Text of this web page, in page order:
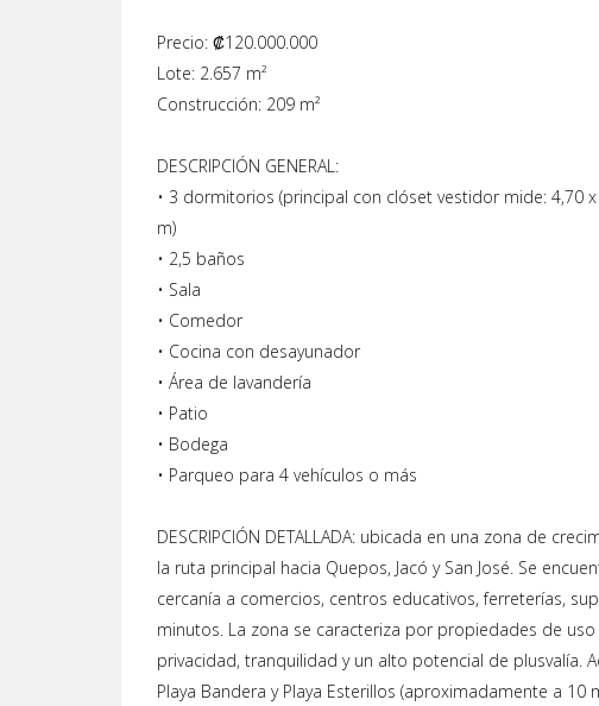
Precio: ₡120.000.000
Lote: 2.657 m²
Construcción: 209 m²
DESCRIPCIÓN GENERAL:
• 3 dormitorios (principal con clóset vestidor mide: 4,70
m)
• 2,5 baños
• Sala
• Comedor
• Cocina con desayunador
• Área de lavandería
• Patio
• Bodega
• Parqueo para 4 vehículos o más
DESCRIPCIÓN DETALLADA: ubicada en una zona de
la ruta principal hacia Quepos, Jacó y San José. Se
cercanía a comercios, centros educativos, ferreterías,
minutos. La zona se caracteriza por propiedades de
privacidad, tranquilidad y un alto potencial de plusvalía.
Playa Bandera y Playa Esterillos (aproximadamente a